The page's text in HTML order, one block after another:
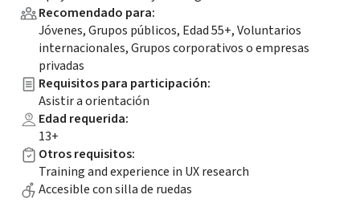
Recomendado para:
Jóvenes, Grupos públicos, Edad 55+, Voluntarios
internacionales, Grupos corporativos o empresas
privadas
Requisitos para participación:
Asistir a orientación
Edad requerida:
13+
Otros requisitos:
Training and experience in UX research
Accesible con silla de ruedas